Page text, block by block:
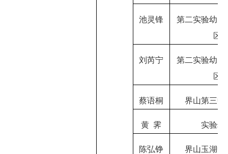
池灵锋
第二实验幼儿
区
刘芮宁
第二实验幼儿
区
蔡语桐 界山第三中
黄 霁 实验幼
陈弘铮 界山玉湖中